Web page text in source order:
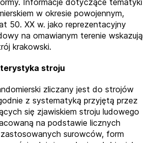
Informacje dotyczące tematyki
w okresie powojennym,
50. XX w. jako reprezentacyjny
na omawianym terenie wskazują
krakowski.
stroju
zliczany jest do strojów
z systematyką przyjętą przez
się zjawiskiem stroju ludowego
na podstawie licznych
surowców, form